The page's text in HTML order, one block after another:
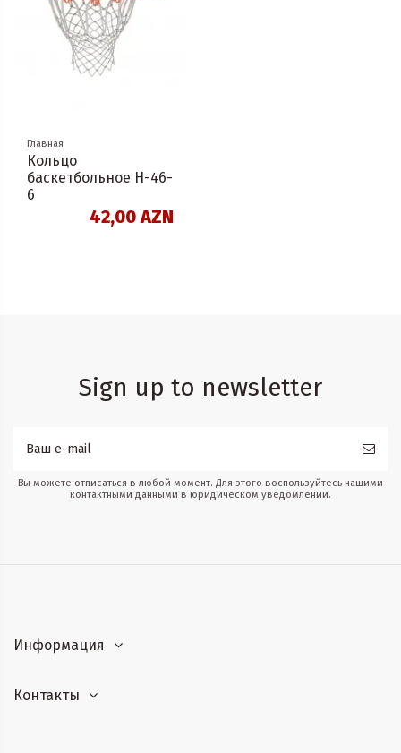
Главная
Кольцо
баскетбольное H-46-
6
42,00 AZN
Sign up to newsletter
Вы можете отписаться в любой момент. Для этого воспользуйтесь нашими
контактными данными в юридическом уведомлении.
Информация
Контакты